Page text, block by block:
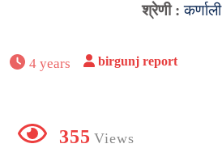
श्रेणी :कर्णाली
4 years birgunj report
355 Views